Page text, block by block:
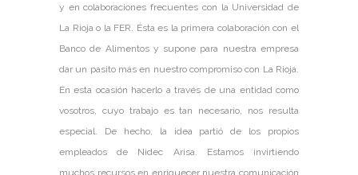
y en colaboraciones frecuentes con la Universidad de
La Rioja o la FER. Ésta es la primera colaboración con el
Banco de Alimentos y supone para nuestra empresa
dar un pasito más en nuestro compromiso con La Rioja.
En esta ocasión hacerlo a través de una entidad como
vosotros, cuyo trabajo es tan necesario, nos resulta
especial. De hecho, la idea partió de los propios
empleados de Nidec Arisa. Estamos invirtiendo
muchos recursos en enriquecer nuestra comunicación